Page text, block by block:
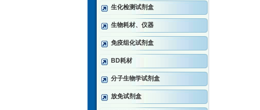
生化检测试剂盒
生物耗材、仪器
免疫组化试剂盒
BD耗材
分子生物学试剂盒
放免试剂盒